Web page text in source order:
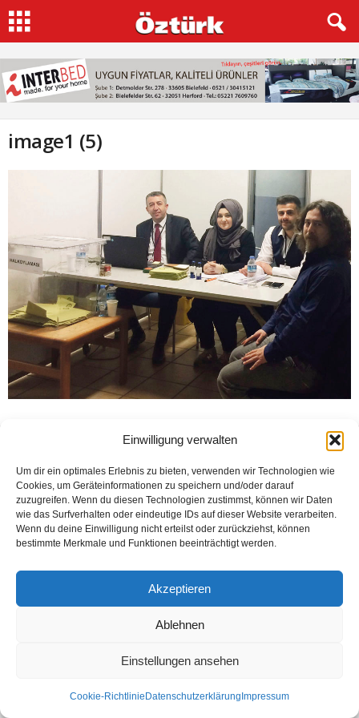
Einwilligung verwalten
Um dir ein optimales Erlebnis zu bieten, verwenden wir Technologien wie
Cookies, um Geräteinformationen zu speichern und/oder darauf
zuzugreifen. Wenn du diesen Technologien zustimmst, können wir Daten
wie das Surfverhalten oder eindeutige IDs auf dieser Website verarbeiten.
Wenn du deine Einwilligung nicht erteilst oder zurückziehst, können
bestimmte Merkmale und Funktionen beeinträchtigt werden.
Akzeptieren
Ablehnen
Einstellungen ansehen
Cookie-Richtlinie Datenschutzerklärung Impressum
image1 (5)
Datenschutzerklärung
© Öztürk Gazetesi 1986 – 2026